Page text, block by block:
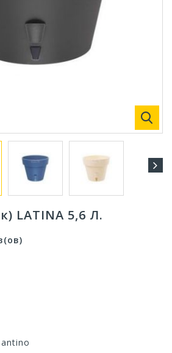
LATINA 5,6 Л.